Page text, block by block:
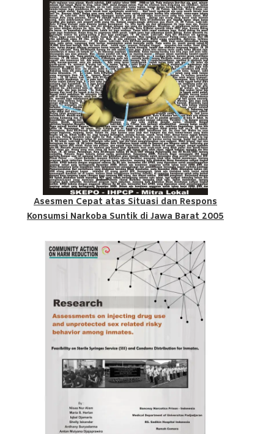
Asesmen Cepat atas Situasi dan Respons
Konsumsi Narkoba Suntik di Jawa Barat 2005